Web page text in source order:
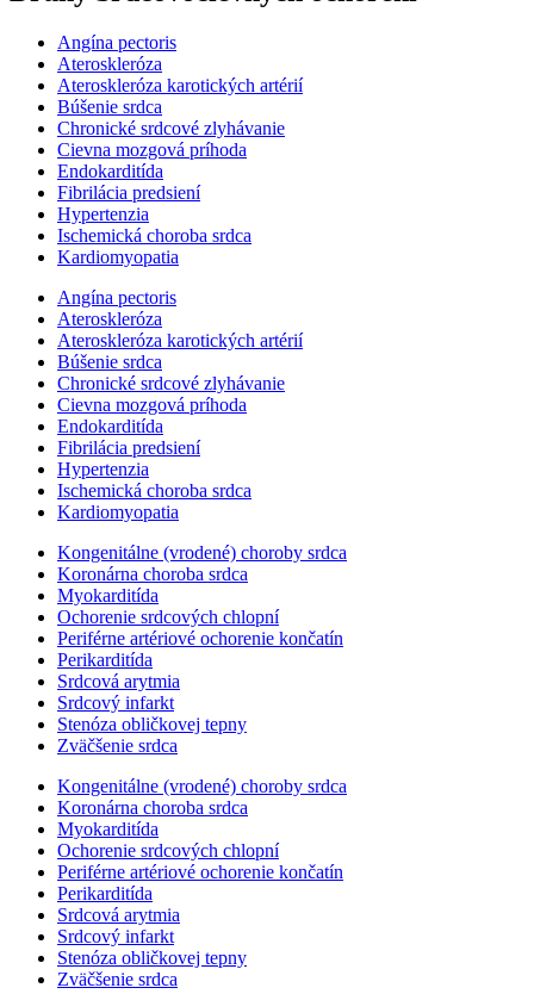
Angína pectoris
Ateroskleróza
Ateroskleróza karotických artérií
Búšenie srdca
Chronické srdcové zlyhávanie
Cievna mozgová príhoda
Endokarditída
Fibrilácia predsiení
Hypertenzia
Ischemická choroba srdca
Kardiomyopatia
Angína pectoris
Ateroskleróza
Ateroskleróza karotických artérií
Búšenie srdca
Chronické srdcové zlyhávanie
Cievna mozgová príhoda
Endokarditída
Fibrilácia predsiení
Hypertenzia
Ischemická choroba srdca
Kardiomyopatia
Kongenitálne (vrodené) choroby srdca
Koronárna choroba srdca
Myokarditída
Ochorenie srdcových chlopní
Periférne artériové ochorenie končatín
Perikarditída
Srdcová arytmia
Srdcový infarkt
Stenóza obličkovej tepny
Zväčšenie srdca
Kongenitálne (vrodené) choroby srdca
Koronárna choroba srdca
Myokarditída
Ochorenie srdcových chlopní
Periférne artériové ochorenie končatín
Perikarditída
Srdcová arytmia
Srdcový infarkt
Stenóza obličkovej tepny
Zväčšenie srdca